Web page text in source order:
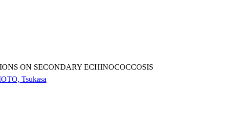
ON SECONDARY ECHINOCOCCOSIS
Tsukasa